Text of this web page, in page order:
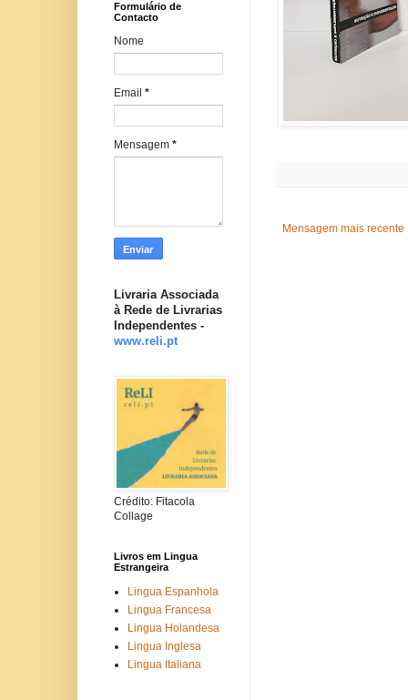
Mensagem mais recente
Formulário de
Contacto
Nome
Email *
Mensagem *
Livraria Associada
à Rede de Livrarias
Independentes -
www.reli.pt
Crédito: Fitacola
Collage
Livros em Lingua
Estrangeira
Lingua Espanhola
Lingua Francesa
Lingua Holandesa
Lingua Inglesa
Lingua Italiana